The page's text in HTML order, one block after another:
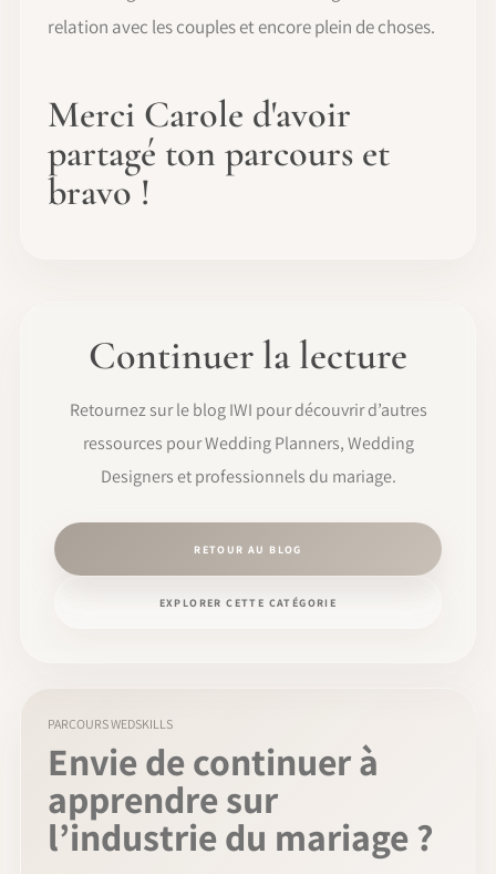
relation avec les couples et encore plein de choses.
Merci Carole d'avoir
partagé ton parcours et
bravo !
Continuer la lecture
Retournez sur le blog IWI pour découvrir d’autres
ressources pour Wedding Planners, Wedding
Designers et professionnels du mariage.
RETOUR AU BLOG
EXPLORER CETTE CATÉGORIE
PARCOURS WEDSKILLS
Envie de continuer à
apprendre sur
l’industrie du mariage ?